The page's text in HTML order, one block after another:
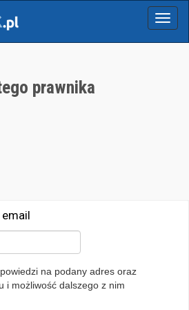
Menu
prawnika
na podany adres oraz
i możliwość dalszego z nim